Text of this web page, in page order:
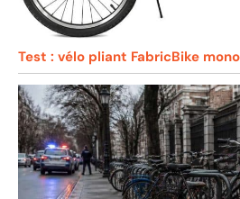
Test : vélo pliant FabricBike